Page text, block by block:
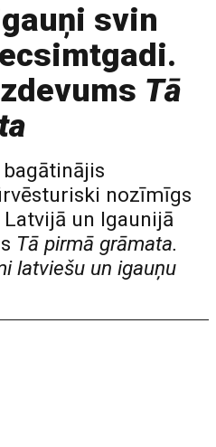
svin
Tā
nozīmīgs
un Igaunijā
Tā pirmā grāmata.
latviešu un igauņu